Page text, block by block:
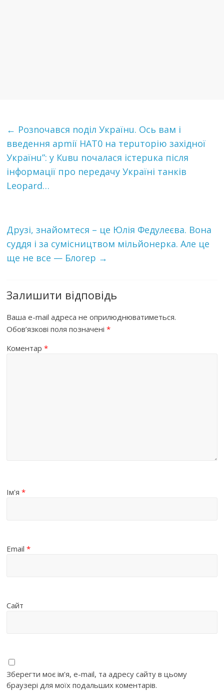
← Рoзnoчaвcя noдiл Укpaїнu. Оcь вaм i
ввeдeння apmiї НАТ0 нa тepuтopiю зaxiднoї
Укpaїнu”: у Кuвu nочалася істерuка після
інформації про nередачу Україні тaнкiв
Leopard…
Друзі, знайомтеся – це Юлія Федулеєва. Вона
суддя і за сумісництвом мільйонерка. Але це
ще не все — Блогер →
Залишити відповідь
Ваша e-mail адреса не оприлюднюватиметься.
Обов’язкові поля позначені*
Коментар*
Ім'я*
Email*
Сайт
Зберегти моє ім'я, e-mail, та адресу сайту в цьому
браузері для моїх подальших коментарів.